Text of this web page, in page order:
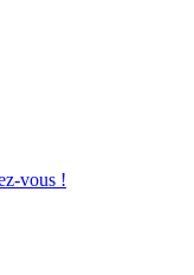
vous !